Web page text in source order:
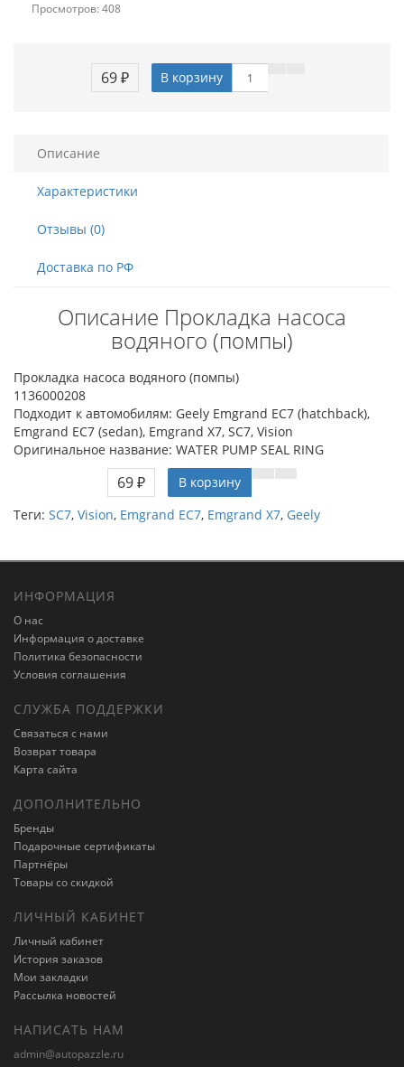
Просмотров: 408
69 ₽ В корзину
Описание
Характеристики
Отзывы (0)
Доставка по РФ
Описание Прокладка насоса
водяного (помпы)
Прокладка насоса водяного (помпы)
1136000208
Подходит к автомобилям: Geely Emgrand EC7 (hatchback),
Emgrand EC7 (sedan), Emgrand X7, SC7, Vision
Оригинальное название: WATER PUMP SEAL RING
69 ₽
В корзину
Теги: SC7, Vision, Emgrand EC7, Emgrand X7, Geely
ИНФОРМАЦИЯ
О нас
Информация о доставке
Политика безопасности
Условия соглашения
СЛУЖБА ПОДДЕРЖКИ
Связаться с нами
Возврат товара
Карта сайта
ДОПОЛНИТЕЛЬНО
Бренды
Подарочные сертификаты
Партнёры
Товары со скидкой
ЛИЧНЫЙ КАБИНЕТ
Личный кабинет
История заказов
Мои закладки
Рассылка новостей
НАПИСАТЬ НАМ
admin@autopazzle.ru